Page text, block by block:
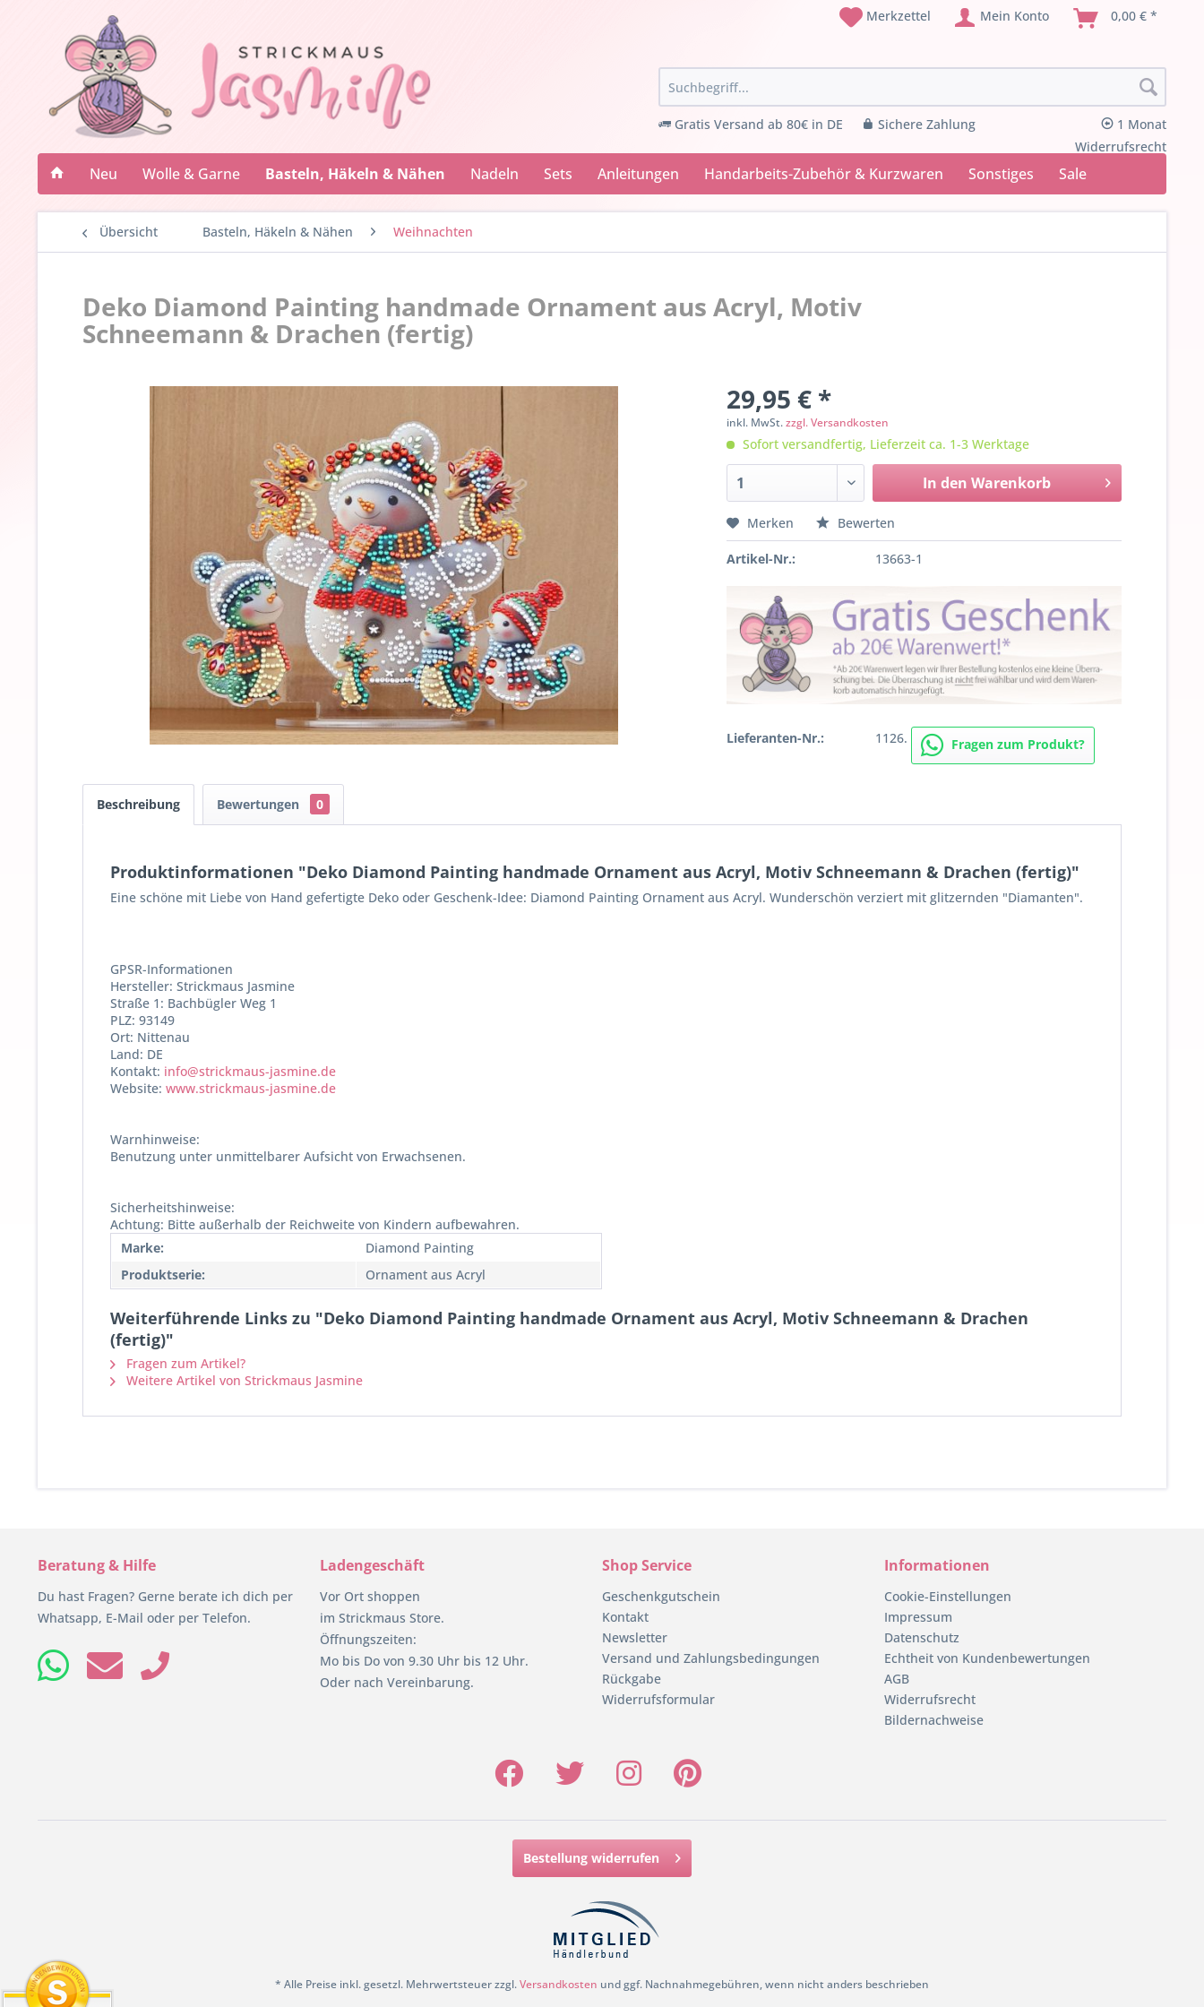
Merkzettel Mein Konto 0,00 € *
Gratis Versand ab 80€ in DE Sichere Zahlung
1 Monat
Widerrufsrecht
Neu Wolle & Garne Basteln, Häkeln & Nähen Nadeln Sets Anleitungen Handarbeits-Zubehör & Kurzwaren Sonstiges Sale
Übersicht Basteln, Häkeln & Nähen Weihnachten
Deko Diamond Painting handmade Ornament aus Acryl, Motiv
Schneemann & Drachen (fertig)
29,95 € *
inkl. MwSt.zzgl. Versandkosten
Sofort versandfertig, Lieferzeit ca. 1-3 Werktage
In den Warenkorb
Merken Bewerten
Artikel-Nr.: 13663-1
Lieferanten-Nr.: 1126. Fragen zum Produkt?
Beschreibung Bewertungen 0
Produktinformationen "Deko Diamond Painting handmade Ornament aus Acryl, Motiv Schneemann & Drachen (fertig)"
Eine schöne mit Liebe von Hand gefertigte Deko oder Geschenk-Idee: Diamond Painting Ornament aus Acryl. Wunderschön verziert mit glitzernden "Diamanten".
GPSR-Informationen
Hersteller: Strickmaus Jasmine
Straße 1: Bachbügler Weg 1
PLZ: 93149
Ort: Nittenau
Land: DE
Kontakt: info@strickmaus-jasmine.de
Website: www.strickmaus-jasmine.de
Warnhinweise:
Benutzung unter unmittelbarer Aufsicht von Erwachsenen.
Sicherheitshinweise:
Achtung: Bitte außerhalb der Reichweite von Kindern aufbewahren.
Marke:
Diamond Painting
Produktserie:
Ornament aus Acryl
Weiterführende Links zu "Deko Diamond Painting handmade Ornament aus Acryl, Motiv Schneemann & Drachen
(fertig)"
Fragen zum Artikel?
Weitere Artikel von Strickmaus Jasmine
Beratung & Hilfe
Du hast Fragen? Gerne berate ich dich per
Whatsapp, E-Mail oder per Telefon.
Ladengeschäft
Vor Ort shoppen
im Strickmaus Store.
Öffnungszeiten:
Mo bis Do von 9.30 Uhr bis 12 Uhr.
Oder nach Vereinbarung.
Shop Service
Geschenkgutschein
Kontakt
Newsletter
Versand und Zahlungsbedingungen
Rückgabe
Widerrufsformular
Informationen
Cookie-Einstellungen
Impressum
Datenschutz
Echtheit von Kundenbewertungen
AGB
Widerrufsrecht
Bildernachweise
Bestellung widerrufen
* Alle Preise inkl. gesetzl. Mehrwertsteuer zzgl.Versandkosten und ggf. Nachnahmegebühren, wenn nicht anders beschrieben